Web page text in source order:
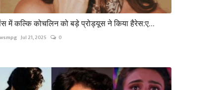
में कल्कि कोचलिन को बड़े प्रोड्यूस ने किया हैरेस:ए...
Jul 21, 2025 0